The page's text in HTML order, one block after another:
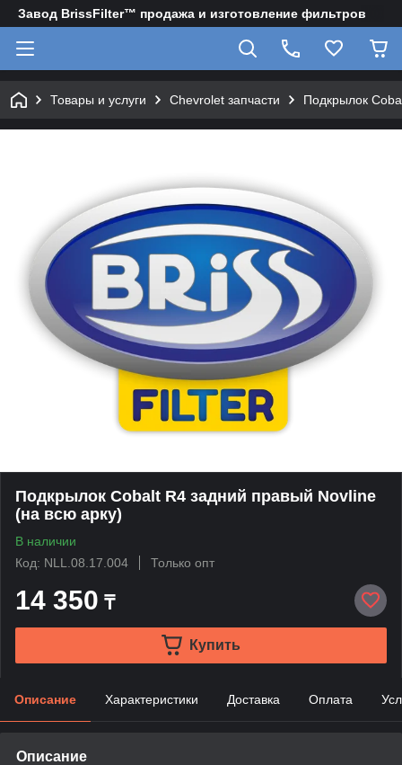
Завод BrissFilter™ продажа и изготовление фильтров
Товары и услуги Chevrolet запчасти Подкрылок
Подкрылок Cobalt R4 задний правый Novline
(на всю арку)
В наличии
Код: NLL.08.17.004
Только опт
14 350 ₸
Купить
Описание Характеристики Доставка Оплата
Описание